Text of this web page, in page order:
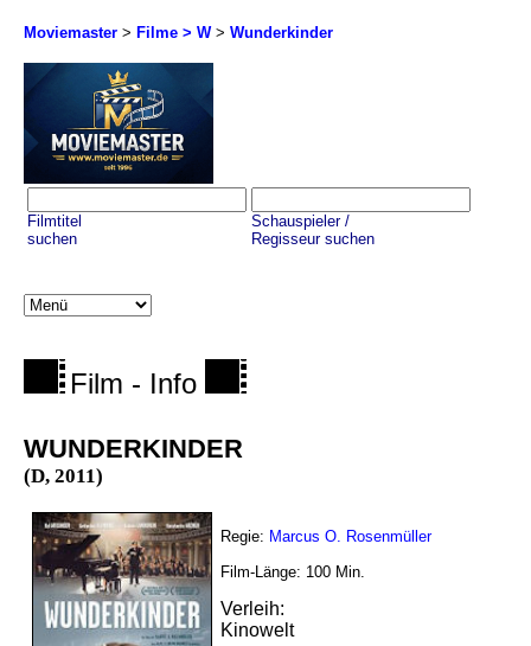
Moviemaster > Filme > W> Wunderkinder
Filmtitel
suchen
Schauspieler /
Regisseur suchen
Film - Info
WUNDERKINDER
(D, 2011)
Regie: Marcus O. Rosenmüller
Film-Länge: 100 Min.
Verleih:
Kinowelt